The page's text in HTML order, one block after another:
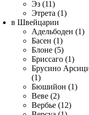
Эз (11)
Этрета (1)
в Швейцарии
Адельбоден (1)
Басен (1)
Блоне (5)
Бриссаго (1)
Брусино
(1)
Бюшийон (1)
Веве (2)
Вербье (12)